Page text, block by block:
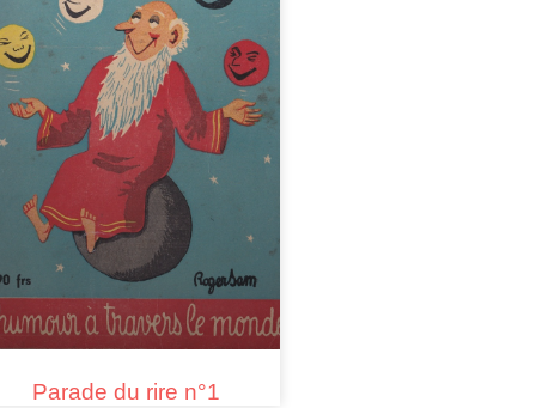
Parade du rire n°1